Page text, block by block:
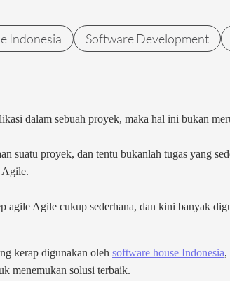
Indonesia Software Development
dalam sebuah proyek, maka hal ini bukan
suatu proyek, dan tentu bukanlah tugas yang
Agile.
agile Agile cukup sederhana, dan kini banyak
kerap digunakan oleh software house Indonesia,
menemukan solusi terbaik.